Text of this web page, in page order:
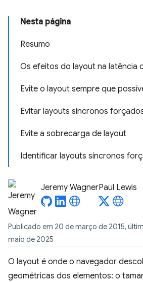
Nesta página
Resumo
Os efeitos do layout na latência
Evite o layout sempre que
Evitar layouts síncronos
Evite a sobrecarga de layout
Identificar layouts síncronos
Jeremy WagnerPaul Lewis
Publicado em 20 de março de 2015,
maio de 2025
O layout é onde o navegador
geométricas dos elementos: o